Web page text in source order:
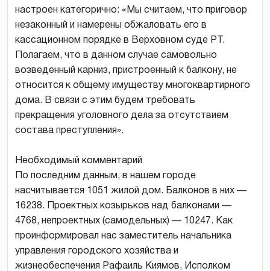
настроен категорично: «Мы считаем, что приговор
незаконный и намерены обжаловать его в
кассационном порядке в Верховном суде РТ.
Полагаем, что в данном случае самовольно
возведенный карниз, пристроенный к балкону, не
относится к общему имуществу многоквартирного
дома. В связи с этим будем требовать
прекращения уголовного дела за отсутствием
состава преступления».
Необходимый комментарий
По последним данным, в нашем городе
насчитывается 1051 жилой дом. Балконов в них —
16238. Проектных козырьков над балконами —
4768, непроектных (самодельных) — 10247. Как
проинформировал нас заместитель начальника
управления городского хозяйства и
жизнеобеспечения Рафаиль Киямов, Исполком